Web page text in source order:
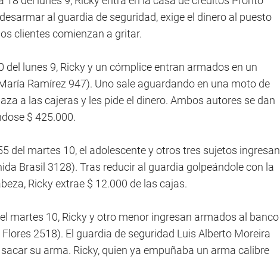
al guardia de seguridad, exige el dinero al puesto
clientes comienzan a gritar.
del lunes 9, Ricky y un cómplice entran armados en un
Ramírez 947). Uno sale aguardando en una moto de
a las cajeras y les pide el dinero. Ambos autores se dan
$ 425.000.
del martes 10, el adolescente y otros tres sujetos ingresan
Brasil 3128). Tras reducir al guardia golpeándole con la
Ricky extrae $ 12.000 de las cajas.
martes 10, Ricky y otro menor ingresan armados al banco
2518). El guardia de seguridad Luis Alberto Moreira
su arma. Ricky, quien ya empuñaba un arma calibre